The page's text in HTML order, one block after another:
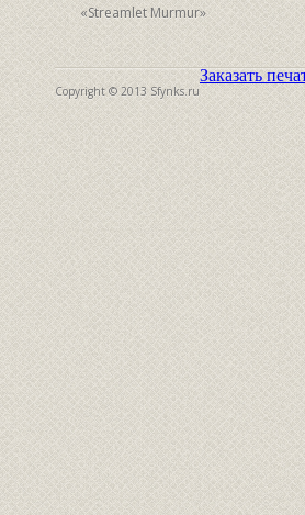
«Streamlet Murmur»
Copyright © 2013 Sfynks.ru
Заказать